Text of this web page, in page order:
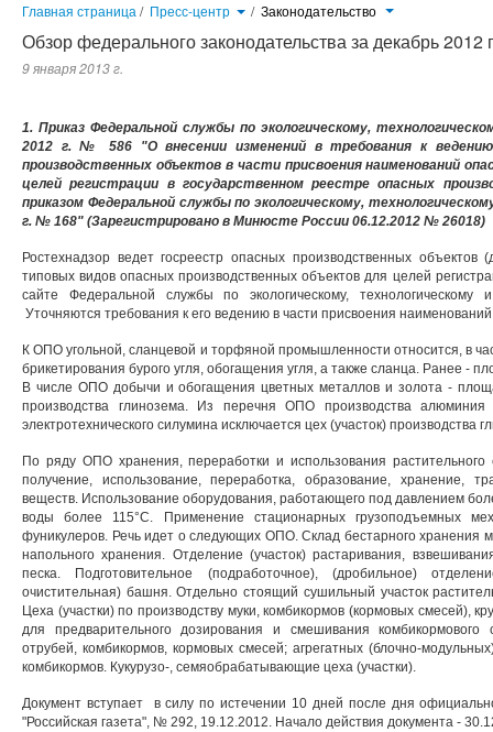
Главная страница / Пресс-центр / Законодательство
Обзор федерального законодательства за декабрь 2012
9 января 2013 г.
1. Приказ Федеральной службы по экологическому,
2012 г. № 586 "О внесении изменений в требования к ведению
производственных объектов в части присвоения наименований
целей регистрации в государственном реестре опасных
приказом Федеральной службы по экологическому,
г. № 168" (Зарегистрировано в Минюсте России 06.12.2012 № 26018)
Ростехнадзор ведет госреестр опасных производственных
типовых видов опасных производственных объектов для целей
сайте Федеральной службы по экологическому, технологическому
Уточняются требования к его ведению в части присвоения
К ОПО угольной, сланцевой и торфяной промышленности относится, в
брикетирования бурого угля, обогащения угля, а также сланца. Ранее -
В числе ОПО добычи и обогащения цветных металлов и золота -
производства глинозема. Из перечня ОПО производства алюминия
электротехнического силумина исключается цех (участок) производства
По ряду ОПО хранения, переработки и использования
получение, использование, переработка, образование, хранение,
веществ. Использование оборудования, работающего под давлением
воды более 115°С. Применение стационарных грузоподъемных
фуникулеров. Речь идет о следующих ОПО. Склад бестарного хранения
напольного хранения. Отделение (участок) растаривания,
песка. Подготовительное (подработочное), (дробильное)
очистительная) башня. Отдельно стоящий сушильный участок
Цеха (участки) по производству муки, комбикормов (кормовых смесей),
для предварительного дозирования и смешивания комбикормового
отрубей, комбикормов, кормовых смесей; агрегатных (блочно-
комбикормов. Кукурузо-, семяобрабатывающие цеха (участки).
Документ вступает в силу по истечении 10 дней после дня
"Российская газета", № 292, 19.12.2012. Начало действия документа -